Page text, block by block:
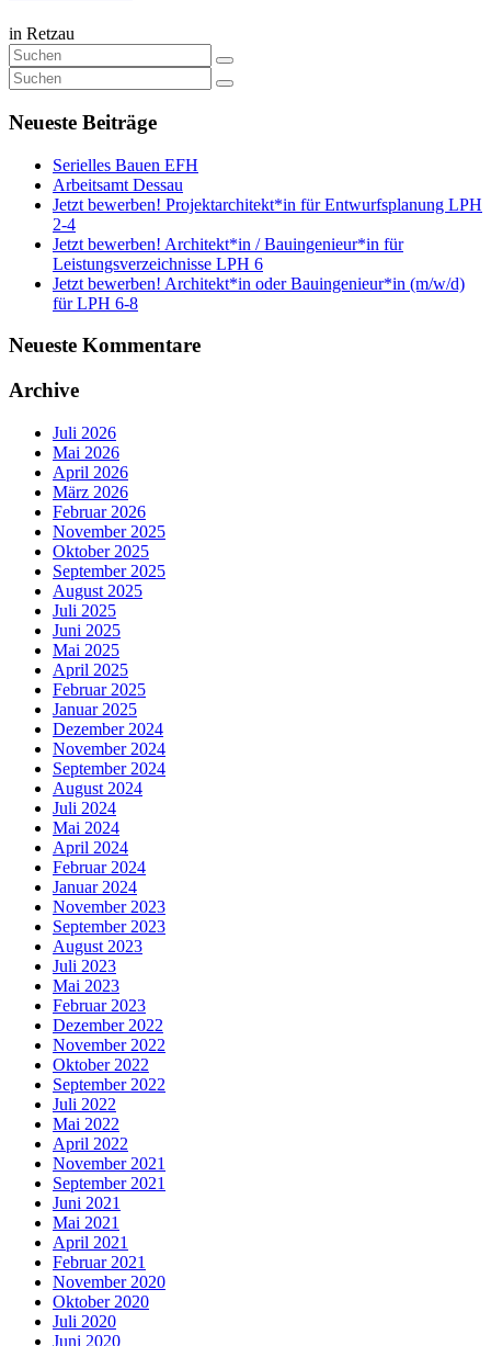
in Retzau
Neueste Beiträge
Serielles Bauen EFH
Arbeitsamt Dessau
Jetzt bewerben! Projektarchitekt*in für Entwurfsplanung LPH
2-4
Jetzt bewerben! Architekt*in / Bauingenieur*in für
Leistungsverzeichnisse LPH 6
Jetzt bewerben! Architekt*in oder Bauingenieur*in (m/w/d)
für LPH 6-8
Neueste Kommentare
Archive
Juli 2026
Mai 2026
April 2026
März 2026
Februar 2026
November 2025
Oktober 2025
September 2025
August 2025
Juli 2025
Juni 2025
Mai 2025
April 2025
Februar 2025
Januar 2025
Dezember 2024
November 2024
September 2024
August 2024
Juli 2024
Mai 2024
April 2024
Februar 2024
Januar 2024
November 2023
September 2023
August 2023
Juli 2023
Mai 2023
Februar 2023
Dezember 2022
November 2022
Oktober 2022
September 2022
Juli 2022
Mai 2022
April 2022
November 2021
September 2021
Juni 2021
Mai 2021
April 2021
Februar 2021
November 2020
Oktober 2020
Juli 2020
Juni 2020